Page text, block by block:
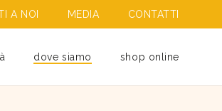
A NOI MEDIA CONTATTI
dove siamo shop online